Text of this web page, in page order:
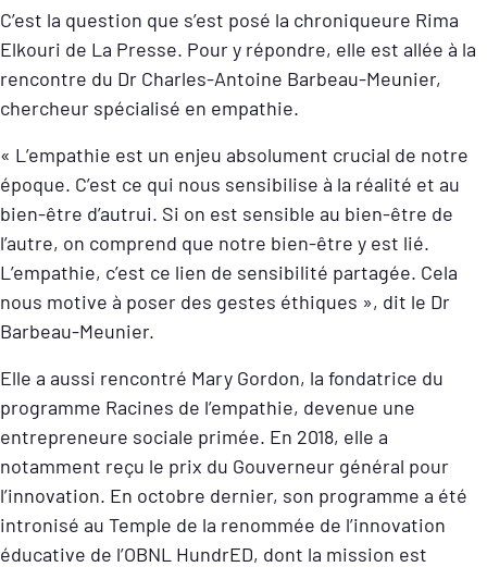
C’est la question que s’est posé la chroniqueure Rima
Elkouri de La Presse. Pour y répondre, elle est allée à la
rencontre du Dr Charles-Antoine Barbeau-Meunier,
chercheur spécialisé en empathie.
« L’empathie est un enjeu absolument crucial de notre
époque. C’est ce qui nous sensibilise à la réalité et au
bien-être d’autrui. Si on est sensible au bien-être de
l’autre, on comprend que notre bien-être y est lié.
L’empathie, c’est ce lien de sensibilité partagée. Cela
nous motive à poser des gestes éthiques », dit le Dr
Barbeau-Meunier.
Elle a aussi rencontré Mary Gordon, la fondatrice du
programme Racines de l’empathie, devenue une
entrepreneure sociale primée⁠. En 2018, elle a
notamment reçu le prix du Gouverneur général pour
l’innovation. En octobre dernier, son programme a été
intronisé au Temple de la renommée de l’innovation
éducative de l’OBNL HundrED, dont la mission est